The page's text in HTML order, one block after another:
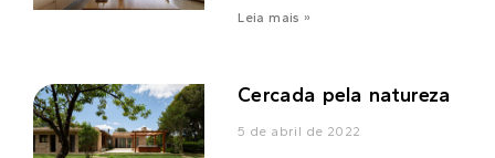
Leia mais »
Cercada pela natureza
5 de abril de 2022